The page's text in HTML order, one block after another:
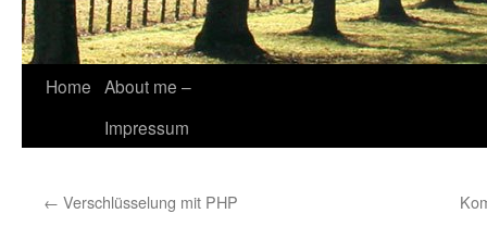
Skip
Home About me –
Impressum
← Verschlüsselung mit PHP